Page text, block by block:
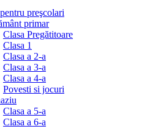
preşcolari
primar
Clasa Pregătitoare
Clasa 1
Clasa a 2-a
Clasa a 3-a
Clasa a 4-a
Povesti si jocuri
Clasa a 5-a
Clasa a 6-a